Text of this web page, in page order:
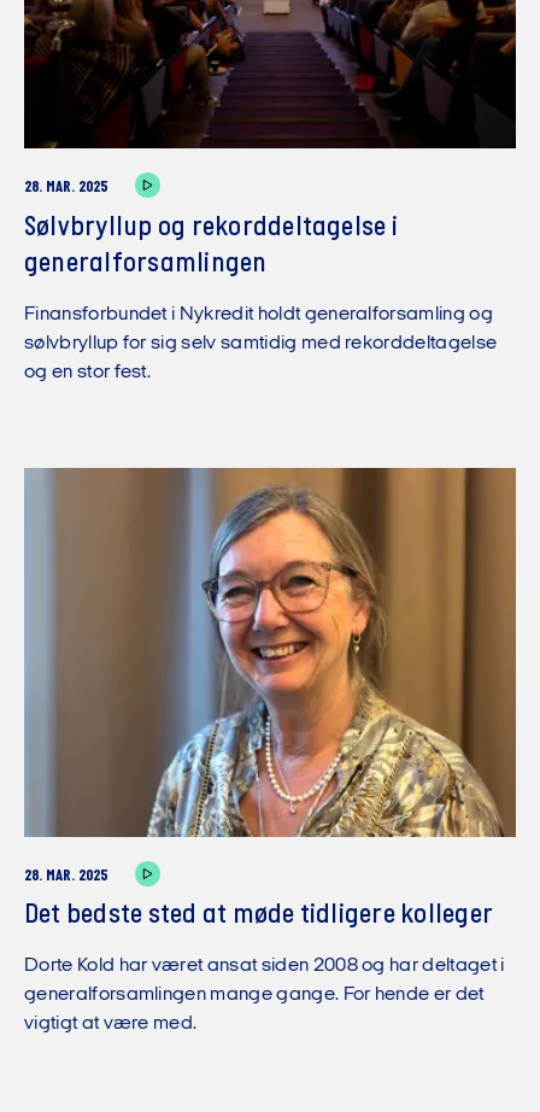
28. MAR. 2025
Sølvbryllup og rekorddeltagelse i
generalforsamlingen
Finansforbundet i Nykredit holdt generalforsamling og
sølvbryllup for sig selv samtidig med rekorddeltagelse
og en stor fest.
28. MAR. 2025
Det bedste sted at møde tidligere kolleger
Dorte Kold har været ansat siden 2008 og har deltaget i
generalforsamlingen mange gange. For hende er det
vigtigt at være med.